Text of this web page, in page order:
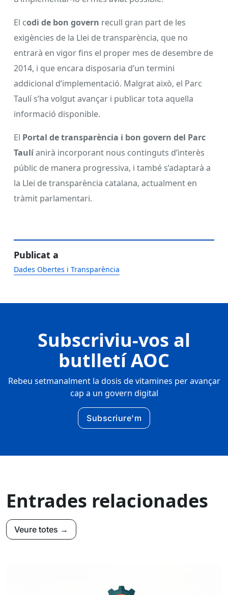
El codi de bon govern recull gran part de les
exigències de la Llei de transparència, que no
entrarà en vigor fins el proper mes de desembre de
2014, i que encara disposaria d’un termini
addicional d’implementació. Malgrat això, el Parc
Taulí s’ha volgut avançar i publicar tota aquella
informació disponible.
El Portal de transparència i bon govern del Parc
Taulíanirà incorporant nous continguts d’interès
públic de manera progressiva, i també s’adaptarà a
la Llei de transparència catalana, actualment en
tràmit parlamentari.
Publicat a
Dades Obertes i Transparència
Subscriviu-vos al
butlletí AOC
Rebeu setmanalment la dosis de vitamines per avançar
cap a un govern digital
Subscriure'm
Entrades relacionades
Veure totes →